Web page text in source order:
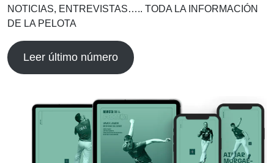
NOTICIAS, ENTREVISTAS….. TODA LA INFORMACIÓN
DE LA PELOTA
Leer último número